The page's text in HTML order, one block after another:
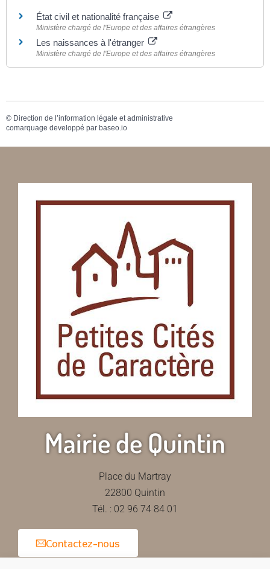
État civil et nationalité française
Ministère chargé de l'Europe et des affaires étrangères
Les naissances à l'étranger
Ministère chargé de l'Europe et des affaires étrangères
© Direction de l’information légale et administrative
comarquage developpé par baseo.io
Mairie de Quintin
Place du Martray
22800 Quintin
Tél. : 02 96 74 84 01
Contactez-nous